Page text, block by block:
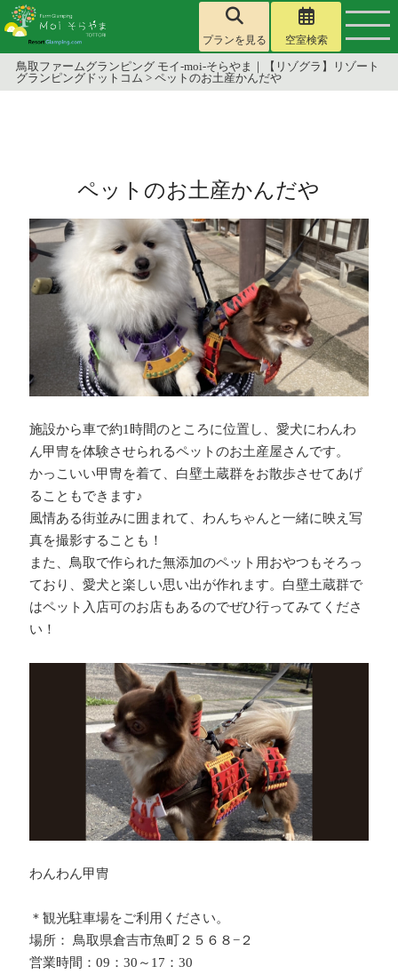
プランを見る 空室検索
鳥取ファームグランピング モイ-moi-そらやま｜【リゾグラ】リゾート
グランピングドットコム >ペットのお土産かんだや
ペットのお土産かんだや
施設から車で約1時間のところに位置し、愛犬にわんわ
ん甲冑を体験させられるペットのお土産屋さんです。
かっこいい甲冑を着て、白壁土蔵群をお散歩させてあげ
ることもできます♪
風情ある街並みに囲まれて、わんちゃんと一緒に映え写
真を撮影することも！
また、鳥取で作られた無添加のペット用おやつもそろっ
ており、愛犬と楽しい思い出が作れます。白壁土蔵群で
はペット入店可のお店もあるのでぜひ行ってみてくださ
い！
わんわん甲冑
＊観光駐車場をご利用ください。
場所： 鳥取県倉吉市魚町２５６８−２
営業時間：09：30～17：30